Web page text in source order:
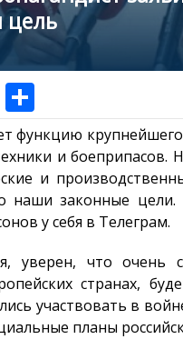
цель
функцию крупнейшего
и боеприпасов.
и
наши законные
у себя в Телеграм.
что очень
странах,
участвовать в
планы